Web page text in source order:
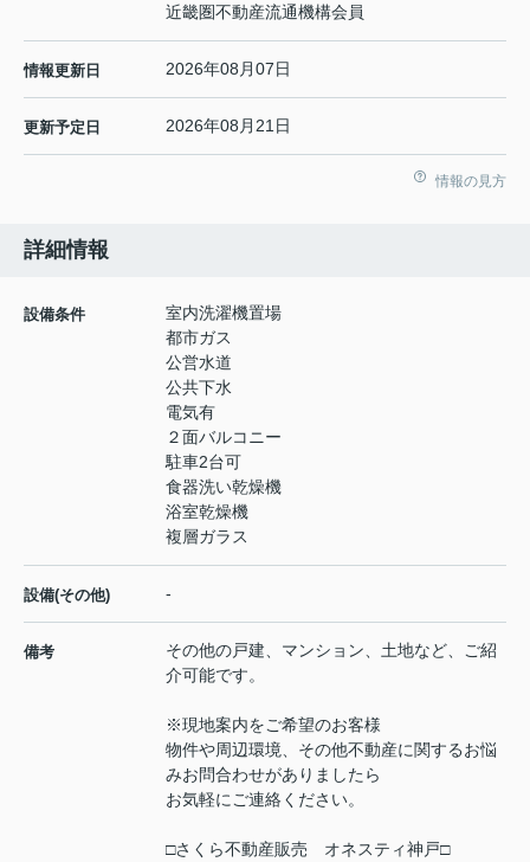
近畿圏不動産流通機構会員
情報更新日 2026年08月07日
更新予定日 2026年08月21日
情報の見方
詳細情報
設備条件
室内洗濯機置場
都市ガス
公営水道
公共下水
電気有
２面バルコニー
駐車2台可
食器洗い乾燥機
浴室乾燥機
複層ガラス
設備(その他) -
備考
その他の戸建、マンション、土地など、ご紹
介可能です。
※現地案内をご希望のお客様
物件や周辺環境、その他不動産に関するお悩
みお問合わせがありましたら
お気軽にご連絡ください。
□さくら不動産販売 オネスティ神戸□